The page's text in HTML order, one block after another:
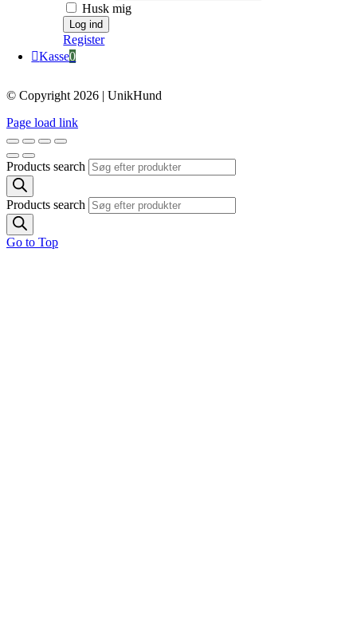
Husk mig
Register
Kasse0
© Copyright 2026 | UnikHund
Page load link
Products search
Products search
Go to Top